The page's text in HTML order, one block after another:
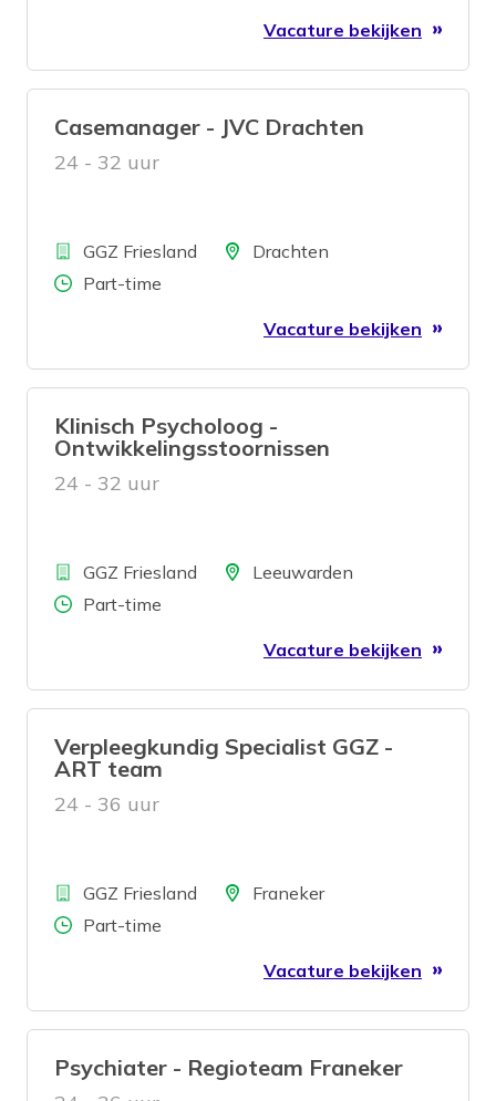
locatie waar gastvrijheid, lekker eten en
een ontspannen sfeer centraal staan.
Vacature bekijken
Casemanager - JVC Drachten
24 - 32 uur
BedrijfGGZ Friesland LocatieDrachten
Aantal uren
Part-time
Vacature bekijken
Klinisch Psycholoog -
Ontwikkelingsstoornissen
24 - 32 uur
BedrijfGGZ Friesland LocatieLeeuwarden
Aantal uren
Part-time
Vacature bekijken
Verpleegkundig Specialist GGZ -
ART team
24 - 36 uur
BedrijfGGZ Friesland LocatieFraneker
Aantal uren
Part-time
Vacature bekijken
Psychiater - Regioteam Franeker